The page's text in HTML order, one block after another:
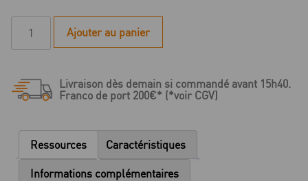
Instrument
Tête
hexagonale
Ajouter au panier
Livraison dès demain si commandé avant 15h40.
Franco de port 200€* (*voir CGV)
Ressources Caractéristiques
Informations complémentaires